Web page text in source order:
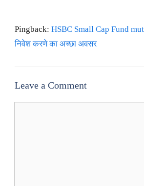
Pingback: HSBC Small Cap Fund
निवेश करणे का अच्छा अवसर
Leave a Comment